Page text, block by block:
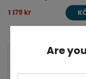
1 179 kr
Are